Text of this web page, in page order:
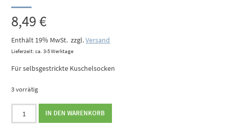
8,49€
Enthält 19% MwSt. zzgl.Versand
Lieferzeit: ca. 3-5 Werktage
Für selbsgestrickte Kuschelsocken
3 vorrätig
Sockenwolle
Rico
IN DEN WARENKORB